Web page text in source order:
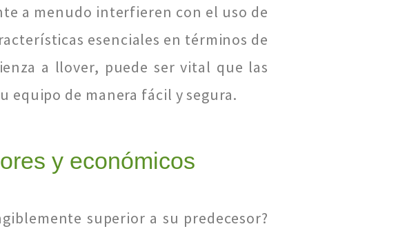
a menudo interfieren con el uso de
esenciales en términos de
a llover, puede ser vital que las
equipo de manera fácil y segura.
y económicos
superior a su predecesor?